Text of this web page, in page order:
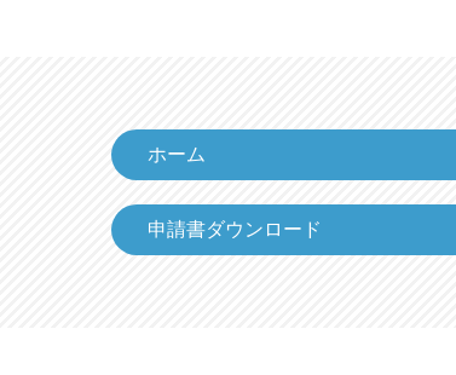
ホーム
申請書ダウンロード